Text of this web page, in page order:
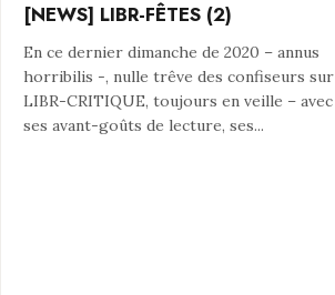
[NEWS] LIBR-FÊTES (2)
En ce dernier dimanche de 2020 – annus
horribilis -, nulle trêve des confiseurs sur
LIBR-CRITIQUE, toujours en veille – avec
ses avant-goûts de lecture, ses...